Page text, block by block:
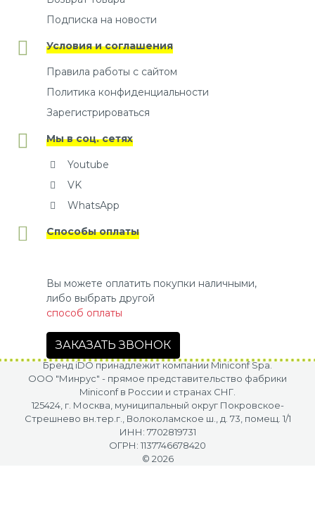
Подписка на новости
Условия и соглашения
Правила работы с сайтом
Политика конфиденциальности
Зарегистрироваться
Мы в соц. сетях
Youtube
VK
WhatsApp
Способы оплаты
Вы можете оплатить покупки наличными,
либо выбрать другой
способ оплаты
ЗАКАЗАТЬ ЗВОНОК
Бренд iDO принадлежит компании Miniconf Spa.
OOO "Минрус" - прямое представительство фабрики
Miniconf в России и странах СНГ.
125424, г. Москва, муниципальный округ Покровское-
Стрешнево вн.тер.г., Волоколамское ш., д. 73, помещ. 1/1
ИНН: 7702819731
ОГРН: 1137746678420
© 2026